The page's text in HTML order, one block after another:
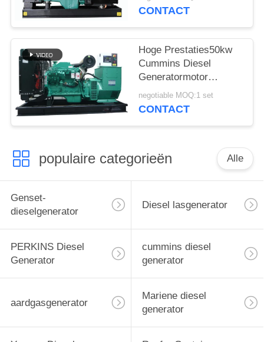
Stamford-Alternator
CONTACT
Hoge Prestaties50kw
Cummins Diesel
Generatormotor
Modelcummins
6BT5.9-G2
negotiable MOQ:1 set
CONTACT
populaire categorieën Alle
Genset-
dieselgenerator
Diesel lasgenerator
PERKINS Diesel
Generator
cummins diesel
generator
aardgasgenerator
Mariene diesel
generator